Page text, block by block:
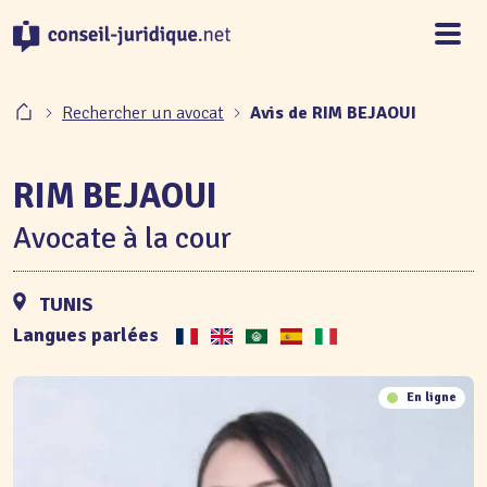
Rechercher un avocat Avis de RIM BEJAOUI
En ligne
RIM BEJAOUI
Avocate à la cour
TUNIS
Langues parlées